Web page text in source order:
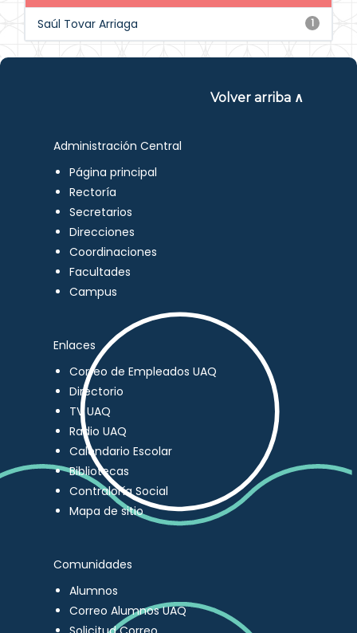
1
Saúl Tovar Arriaga
Volver arriba ∧
Administración Central
Página principal
Rectoría
Secretarios
Direcciones
Coordinaciones
Facultades
Campus
Enlaces
Correo de Empleados UAQ
Directorio
TV UAQ
Radio UAQ
Calendario Escolar
Bibliotecas
Contraloría Social
Mapa de sitio
Comunidades
Alumnos
Correo Alumnos UAQ